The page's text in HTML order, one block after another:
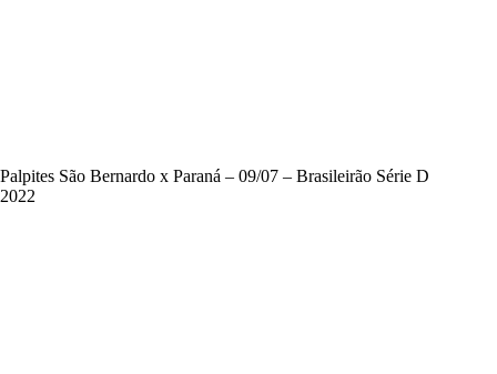
Palpites São Bernardo x Paraná – 09/07 – Brasileirão Série D
2022